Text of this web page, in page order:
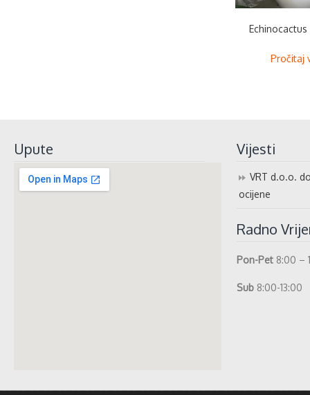
Pročitaj
Upute Vijesti
VRT d.o.o.
ocijene
Radno
Pon-Pet 8:00 –
Sub 8:00-13:00